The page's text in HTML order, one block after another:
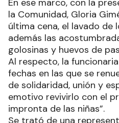
la Comunidad, Gloria
última cena, el lavado de
además las
golosinas y huevos de
Al respecto, la
fechas en las que se
de solidaridad, unión y
emotivo revivirlo con el
impronta de las niñas”.
Se trató de una